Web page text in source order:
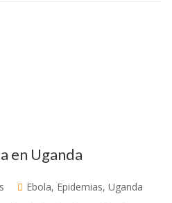
en Uganda
Ebola, Epidemias, Uganda